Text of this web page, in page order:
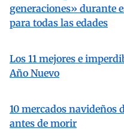
generaciones» durante
para todas las edades
Los 11 mejores e
Año Nuevo
10 mercados navideños
antes de morir